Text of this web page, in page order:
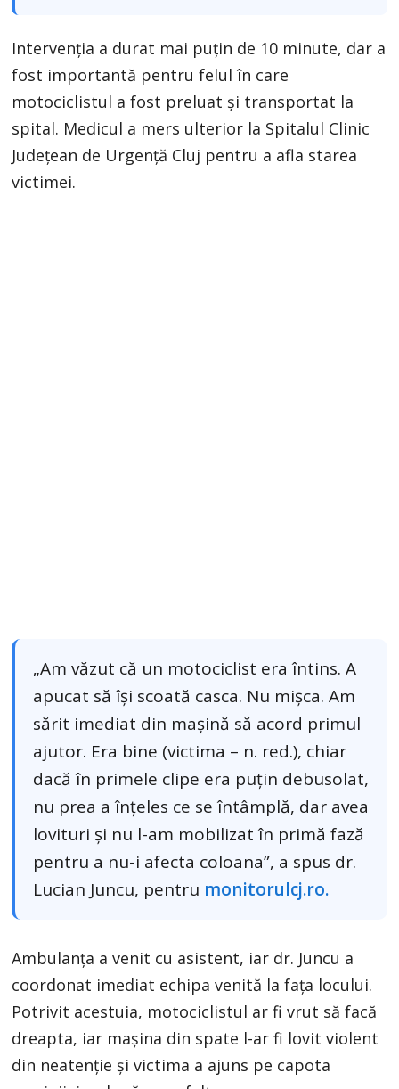
Intervenția a durat mai puțin de 10 minute, dar a
fost importantă pentru felul în care
motociclistul a fost preluat și transportat la
spital. Medicul a mers ulterior la Spitalul Clinic
Județean de Urgență Cluj pentru a afla starea
victimei.
„Am văzut că un motociclist era întins. A
apucat să își scoată casca. Nu mișca. Am
sărit imediat din mașină să acord primul
ajutor. Era bine (victima – n. red.), chiar
dacă în primele clipe era puțin debusolat,
nu prea a înțeles ce se întâmplă, dar avea
lovituri și nu l-am mobilizat în primă fază
pentru a nu-i afecta coloana”, a spus dr.
Lucian Juncu, pentru monitorulcj.ro.
Ambulanța a venit cu asistent, iar dr. Juncu a
coordonat imediat echipa venită la fața locului.
Potrivit acestuia, motociclistul ar fi vrut să facă
dreapta, iar mașina din spate l-ar fi lovit violent
din neatenție și victima a ajuns pe capota